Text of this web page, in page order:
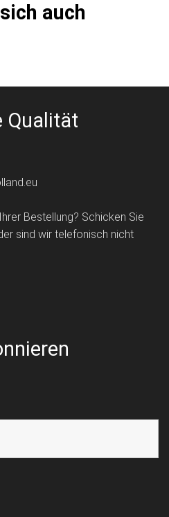
auch
Qualität
Bestellung? Schicken Sie
sind wir telefonisch nicht